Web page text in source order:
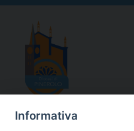
Informativa